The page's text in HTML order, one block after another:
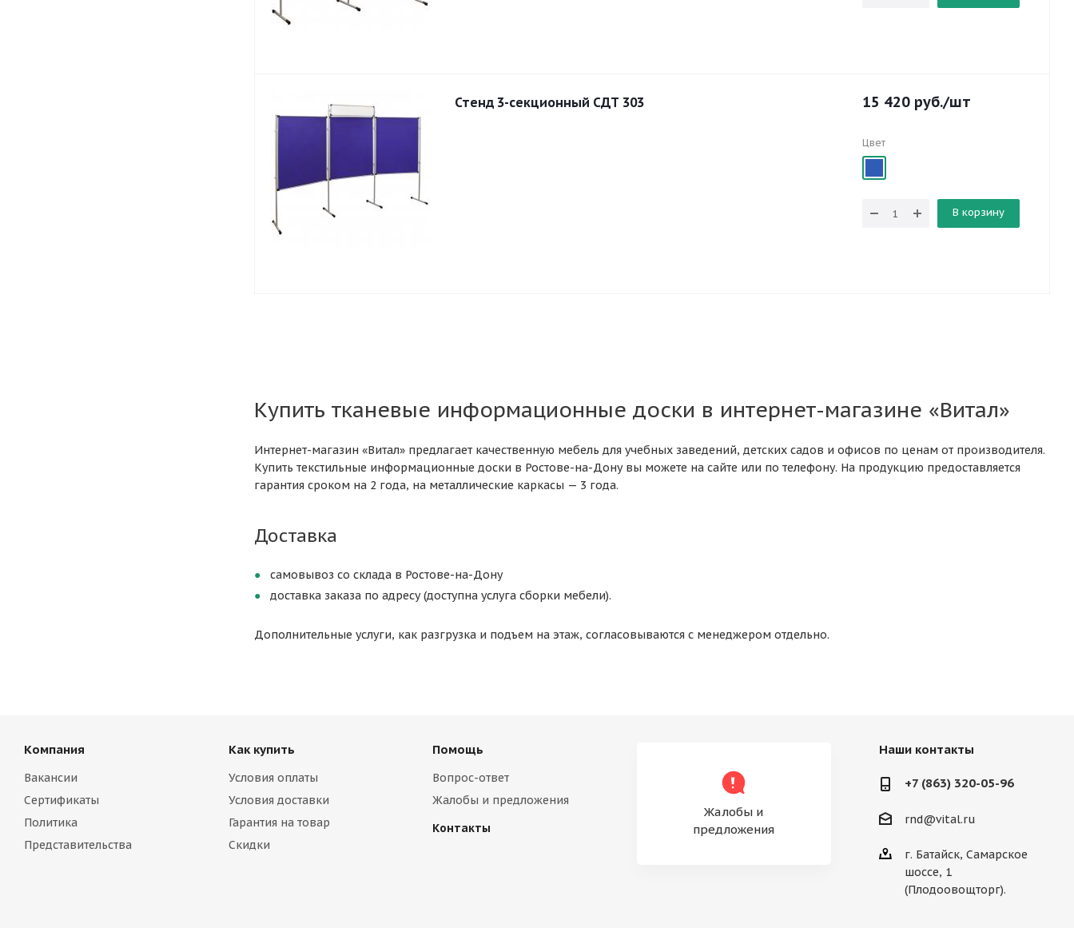
Стенд 3-секционный СДТ 303 15 420 руб./шт
Цвет
В корзину
Купить тканевые информационные доски в интернет-магазине «Витал»
Интернет-магазин «Витал» предлагает качественную мебель для учебных заведений, детских садов и офисов по ценам от производителя.
Купить текстильные информационные доски в Ростове-на-Дону вы можете на сайте или по телефону. На продукцию предоставляется
гарантия сроком на 2 года, на металлические каркасы — 3 года.
Доставка
самовывоз со склада в Ростове-на-Дону
доставка заказа по адресу (доступна услуга сборки мебели).
Дополнительные услуги, как разгрузка и подъем на этаж, согласовываются с менеджером отдельно.
Компания
Вакансии
Сертификаты
Политика
Представительства
Как купить
Условия оплаты
Условия доставки
Гарантия на товар
Скидки
Помощь
Вопрос-ответ
Жалобы и предложения
Контакты
Жалобы и
предложения
Наши контакты
+7 (863) 320-05-96
rnd@vital.ru
г. Батайск, Самарское
шоссе, 1
(Плодоовощторг).